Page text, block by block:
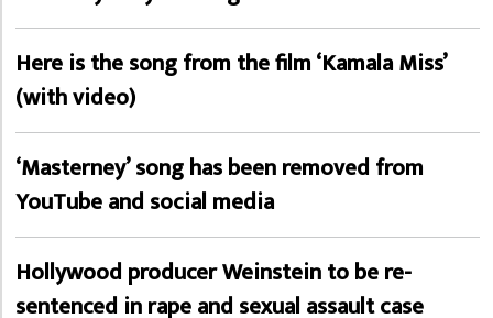
Here is the song from the film ‘Kamala Miss’
(with video)
‘Masterney’ song has been removed from
YouTube and social media
Hollywood producer Weinstein to be re-
sentenced in rape and sexual assault case